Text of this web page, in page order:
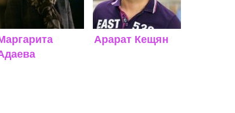
Арарат Кещян